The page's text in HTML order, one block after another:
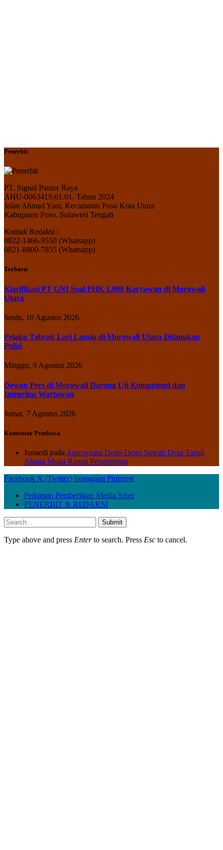
Penerbit
PT. Signal Pamor Raya
AHU-0063419.01.01. Tahun 2024
Jalan Ahmad Yani, Kecamatan Poso Kota Utara
Kabupaten Poso. Sulawesi Tengah
Kontak Redaksi :
0822-1466-9550 (Whatsapp)
0821-8800-7855 (Whatsapp)
Terbaru
Klarifikasi PT GNI Soal PHK 1.900 Karyawan di Morowali
Utara
Senin, 10 Agustus 2026
Pelaku Tabrak Lari Lansia di Morowali Utara Ditangkap
Polisi
Minggu, 9 Agustus 2026
Dewan Pers di Morowali Dorong Uji Kompetensi dan
Integritas Wartawan
Jumat, 7 Agustus 2026
Komentar Pembaca
Junaedi pada Agrowisata Dego-Dego Sawah Desa Tanah
Abang Mulai Ramai Pengunjung
Facebook X (Twitter) Instagram Pinterest
Pedoman Pemberitaan Media Siber
PENERBIT & REDAKSI
Submit
Type above and press Enterto search. Press Esc to cancel.